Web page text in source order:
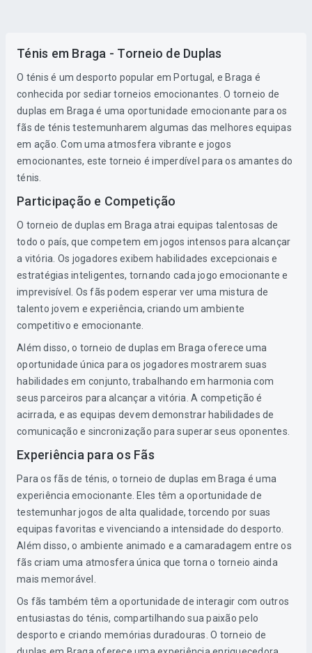
Ténis em Braga - Torneio de Duplas
O ténis é um desporto popular em Portugal, e Braga é
conhecida por sediar torneios emocionantes. O torneio de
duplas em Braga é uma oportunidade emocionante para os
fãs de ténis testemunharem algumas das melhores equipas
em ação. Com uma atmosfera vibrante e jogos
emocionantes, este torneio é imperdível para os amantes do
ténis.
Participação e Competição
O torneio de duplas em Braga atrai equipas talentosas de
todo o país, que competem em jogos intensos para alcançar
a vitória. Os jogadores exibem habilidades excepcionais e
estratégias inteligentes, tornando cada jogo emocionante e
imprevisível. Os fãs podem esperar ver uma mistura de
talento jovem e experiência, criando um ambiente
competitivo e emocionante.
Além disso, o torneio de duplas em Braga oferece uma
oportunidade única para os jogadores mostrarem suas
habilidades em conjunto, trabalhando em harmonia com
seus parceiros para alcançar a vitória. A competição é
acirrada, e as equipas devem demonstrar habilidades de
comunicação e sincronização para superar seus oponentes.
Experiência para os Fãs
Para os fãs de ténis, o torneio de duplas em Braga é uma
experiência emocionante. Eles têm a oportunidade de
testemunhar jogos de alta qualidade, torcendo por suas
equipas favoritas e vivenciando a intensidade do desporto.
Além disso, o ambiente animado e a camaradagem entre os
fãs criam uma atmosfera única que torna o torneio ainda
mais memorável.
Os fãs também têm a oportunidade de interagir com outros
entusiastas do ténis, compartilhando sua paixão pelo
desporto e criando memórias duradouras. O torneio de